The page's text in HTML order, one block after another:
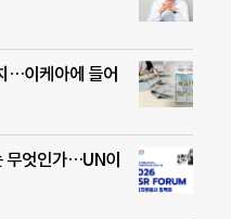
…이케아에 들어
무엇인가…UN이